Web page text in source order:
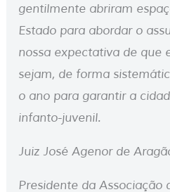
gentilmente abriram
Estado para abordar o
nossa expectativa de que
sejam, de forma
o ano para garantir a
infanto-juvenil.
Juiz José Agenor de
Presidente da Associação